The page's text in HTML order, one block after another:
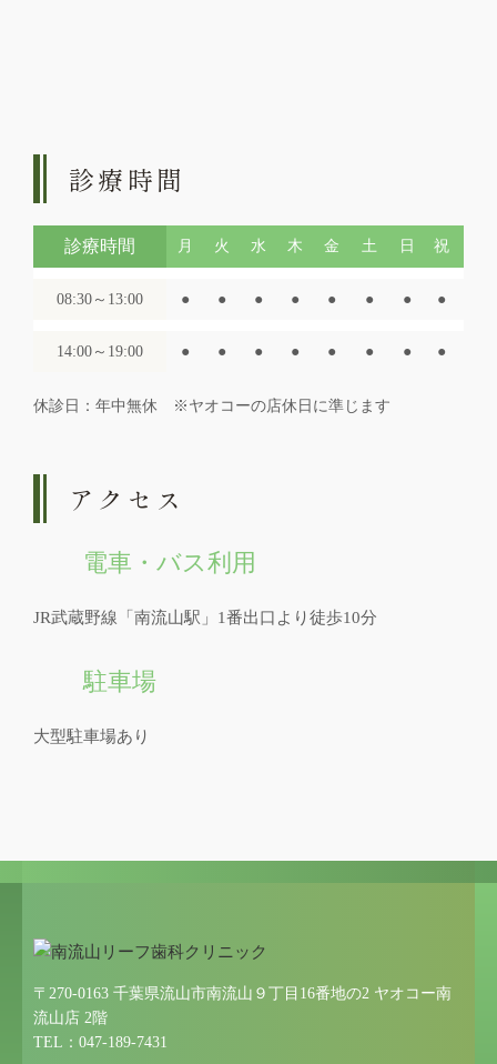
診療時間
診療時間 月 火 水 木 金 土 日 祝
08:30～13:00 ● ● ● ● ● ● ● ●
14:00～19:00 ● ● ● ● ● ● ● ●
休診日：年中無休 ※ヤオコーの店休日に準じます
アクセス
電車・バス利用
JR武蔵野線「南流山駅」1番出口より徒歩10分
駐車場
大型駐車場あり
〒270-0163 千葉県流山市南流山９丁目16番地の2 ヤオコー南
流山店 2階
TEL：047-189-7431